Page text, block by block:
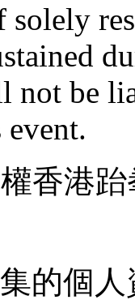
not be
香港
的個